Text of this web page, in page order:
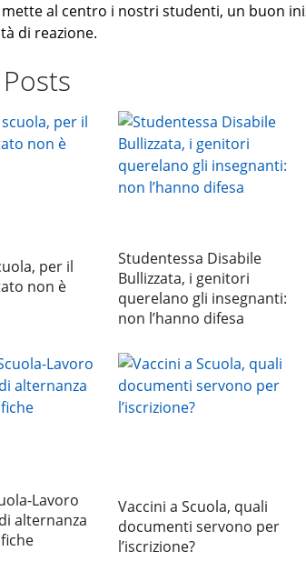
al centro i nostri studenti, un buon
di reazione.
per il
non è
Studentessa Disabile
Bullizzata, i genitori
querelano gli insegnanti:
non l’hanno difesa
Lavoro
alternanza
Vaccini a Scuola, quali
documenti servono per
l’iscrizione?